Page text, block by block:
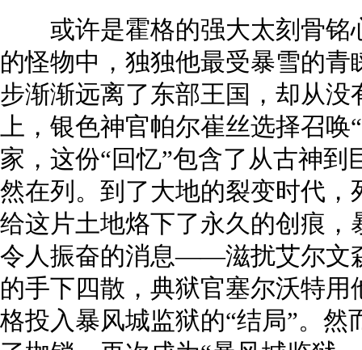
或许是霍格的强大太刻骨铭
的怪物中，独独他最受暴雪的
步渐渐远离了东部王国，却从
上，银色神官帕尔崔丝选择召唤
家，这份“回忆”包含了从古神
然在列。到了大地的裂变时代
给这片土地烙下了永久的创痕
令人振奋的消息——滋扰艾尔文
的手下四散，典狱官塞尔沃特
格投入暴风城监狱的“结局”。